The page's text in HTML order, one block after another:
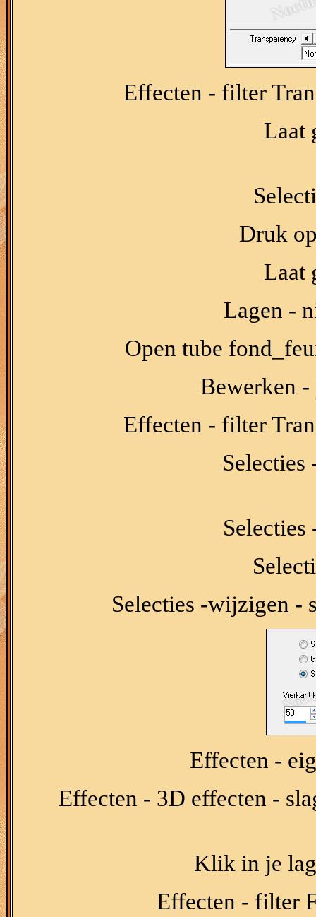
Effecten - filter
Laat
Druk
Laat
Lagen -
Open tube
Bewerken
Effecten - filter
Selecties
Selecties
Selecties -wijzigen -
Effecten -
Effecten - 3D effecten -
Klik in je
Effecten - filter